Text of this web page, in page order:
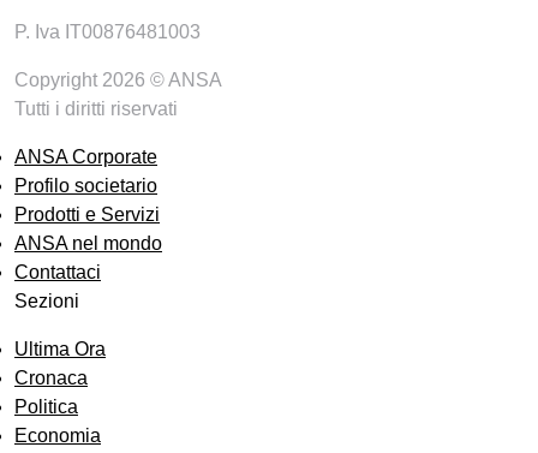
P. Iva IT00876481003
Copyright 2026 © ANSA
Tutti i diritti riservati
ANSA Corporate
Profilo societario
Prodotti e Servizi
ANSA nel mondo
Contattaci
Sezioni
Ultima Ora
Cronaca
Politica
Economia